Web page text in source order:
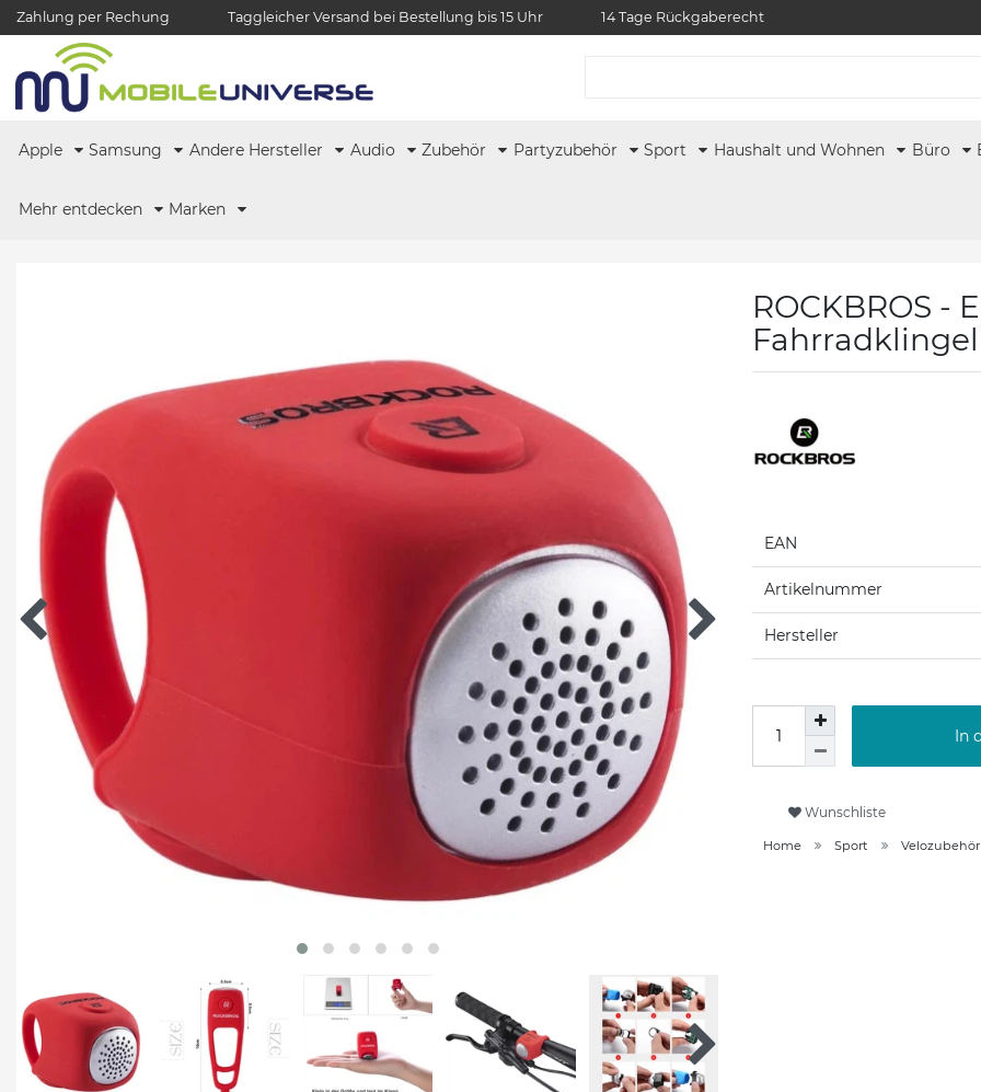
Zahlung per Rechung Taggleicher Versand bei Bestellung bis 15 Uhr 14 Tage Rückgaberecht
Apple Samsung Andere Hersteller Audio Zubehör Partyzubehör Sport Haushalt und Wohnen Büro
Mehr entdecken Marken
ROCKBROS -
EAN
Artikelnummer
Hersteller
In
Wunschliste
Home Sport Velozubehör